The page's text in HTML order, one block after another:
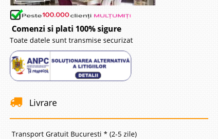
Comenzi si plati 100% sigure
Toate datele sunt transmise securizat
Livrare
Transport Gratuit Bucuresti * (2-5 zile)